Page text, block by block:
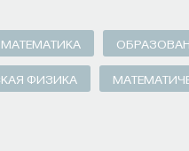
МАТЕМАТИКА
ФИЗИКА
РАБОТАЛИ
Полуэктов